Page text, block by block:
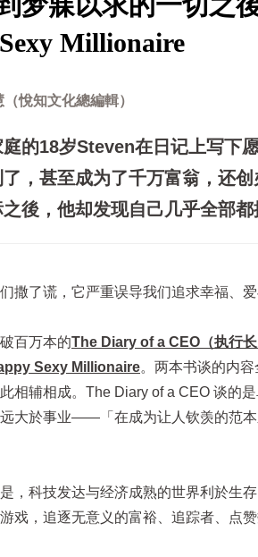
Millionaire
悅知文化總編輯）
的18岁Steven在日记上写下
，甚至成为了千万富翁，还
之後，他却发现自己几乎全部
撒了谎，它严重误导我们追求幸福、爱
百万本的The Diary of a CEO（执行长
Sexy Millionaire。两本书谈的内
相辅相成。The Diary of a CEO 谈的
大於事业——「在成为让人钦羡的范
，科技发达与经济成熟的世界利於生
戏，追逐无意义的富裕、追踪者、